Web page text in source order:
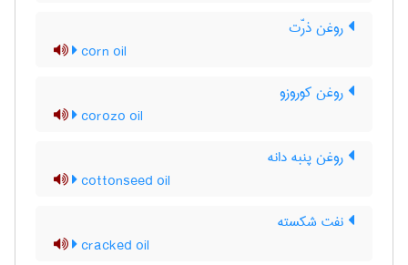
روغن ذرّت
corn oil
روغن کوروزو
corozo oil
روغن پنبه دانه
cottonseed oil
نفت شکسته
cracked oil